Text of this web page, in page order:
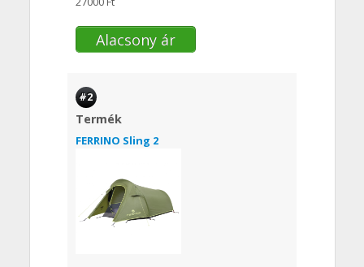
Alacsony ár
#2
Termék
FERRINO Sling 2